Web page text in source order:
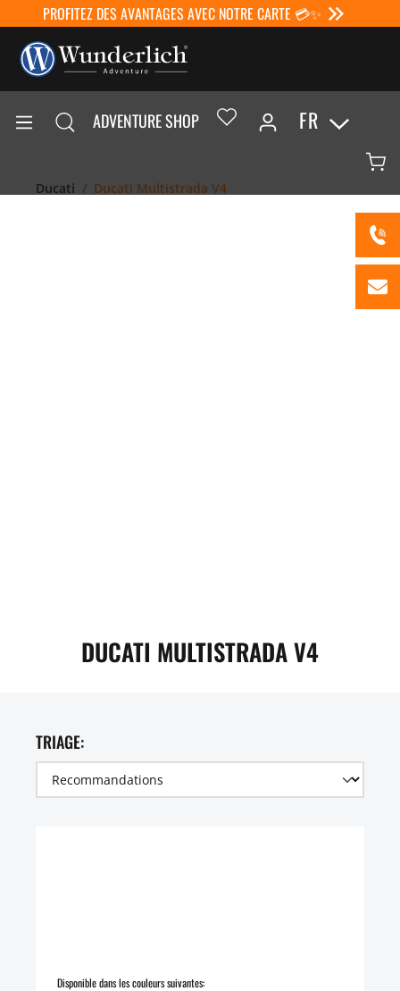
PROFITEZ DES AVANTAGES AVEC NOTRE CARTE 💳✨
ADVENTURE SHOP FR
Ducati Ducati Multistrada V4
DUCATI MULTISTRADA V4
TRIAGE:
Disponible dans les couleurs suivantes: